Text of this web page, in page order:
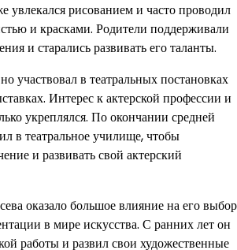
увлекался рисованием и часто проводил
и красками. Родители поддерживали
и старались развивать его таланты.
участвовал в театральных постановках
Интерес к актерской профессии и
укреплялся. По окончании средней
в театральное училище, чтобы
и развивать свой актерский
оказало большое влияние на его выбор
в мире искусства. С ранних лет он
работы и развил свои художественные